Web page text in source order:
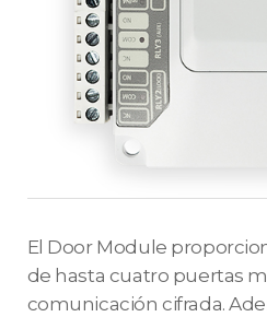
El Door Module
de hasta cuatro puertas
comunicación cifrada.